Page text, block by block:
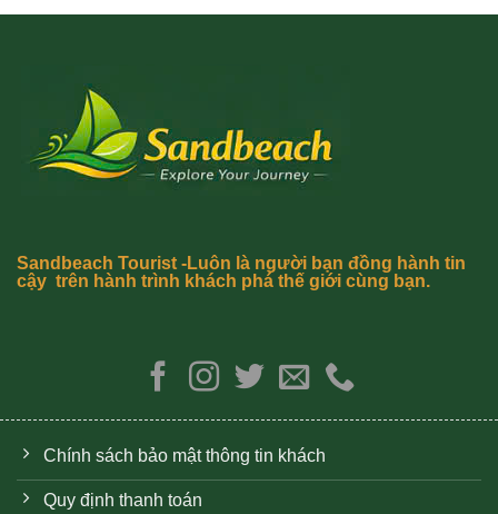
Sandbeach Tourist -Luôn là người bạn đồng hành tin
cậy trên hành trình khách phá thế giới cùng bạn.
Chính sách bảo mật thông tin khách
Quy định thanh toán